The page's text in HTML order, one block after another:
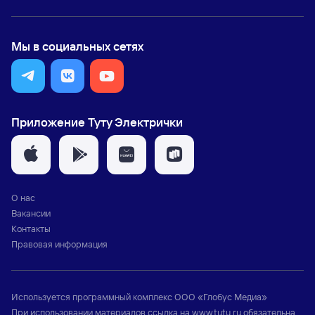
Мы в социальных сетях
Приложение Туту Электрички
О нас
Вакансии
Контакты
Правовая информация
Используется программный комплексООО «Глобус Медиа»
При использовании материалов ссылка на www.tutu.ruобязательна